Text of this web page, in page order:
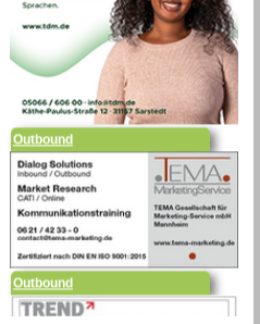
Outbound
Outbound